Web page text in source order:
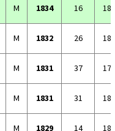
M 1834 16
M 1832 26
M 1831 37
M 1831 31
M 1829 14